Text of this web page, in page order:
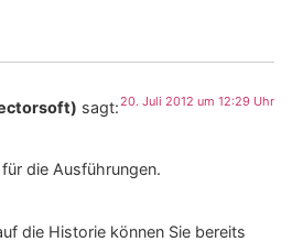
sagt: 20. Juli 2012 um 12:29 Uhr
die Ausführungen.
die Historie können Sie bereits